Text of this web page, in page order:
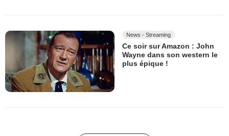
News - Streaming
Ce soir sur Amazon : John
Wayne dans son western le
plus épique !